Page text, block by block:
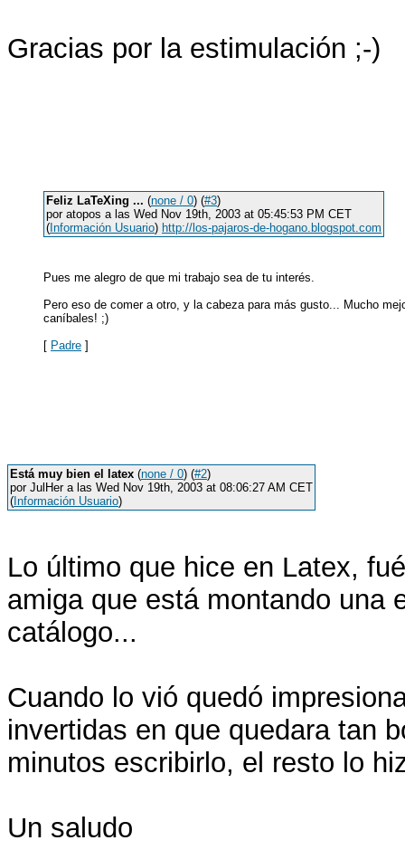
Gracias por la estimulación ;-)
Feliz LaTeXing ... (none / 0) (#3)
por atopos a las Wed Nov 19th, 2003 at 05:45:53 PM CET
( Información Usuario) http://los-pajaros-de-hogano.blogspot.com
Pues me alegro de que mi trabajo sea de tu interés.
Pero eso de comer a otro, y la cabeza para más gusto... Mucho
caníbales! ;)
[ Padre ]
Está muy bien el latex (none / 0) (#2)
por JulHer a las Wed Nov 19th, 2003 at 08:06:27 AM CET
( Información Usuario)
Lo último que hice en Latex,
amiga que está montando una
catálogo...
Cuando lo vió quedó
invertidas en que quedara tan
minutos escribirlo, el resto lo
Un saludo